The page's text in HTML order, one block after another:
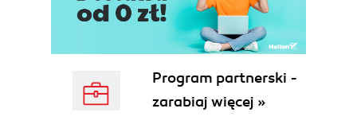
Stosowanie zestawów słów kluczowych (98)
Edycja słów kluczowych (101)
Rozdział 6. Odnajdowanie obrazów i tworzenie
Korzystanie z filtra biblioteki (106)
Program partnerski -
zarabiaj więcej »